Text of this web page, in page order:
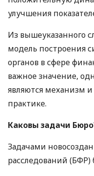
улучшения
Из вышеуказанного
модель построения
органов в сфере
важное значение,
являются механизм
практике.
Каковы задачи
Задачами
расследований (БФР)